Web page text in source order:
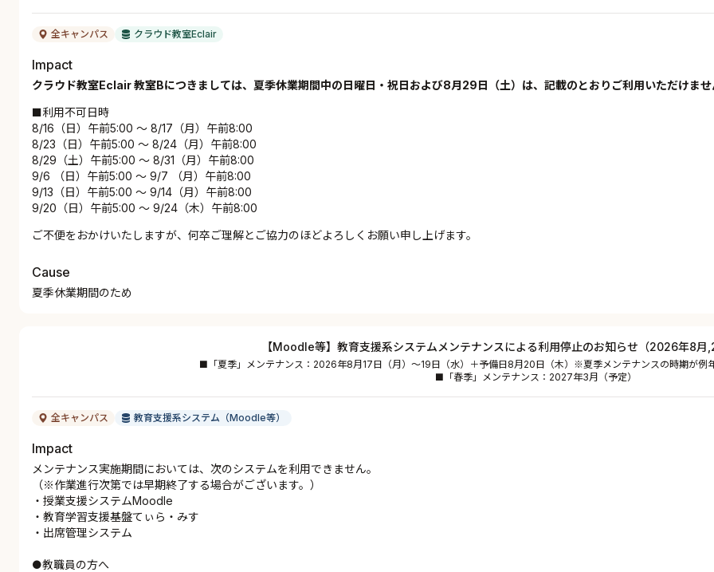
全キャンパス クラウド教室Eclair
Impact
クラウド教室Eclair 教室Bにつきましては、夏季休業期間中の日曜日・祝日および8月29日（土）は、 記載のとおり ご利用いただけませ
■利用不可日時
8/16（日）午前5:00 ～ 8/17（月）午前8:00
8/23（日）午前5:00 ～ 8/24（月）午前8:00
8/29（土）午前5:00 ～ 8/31（月）午前8:00
9/6 （日）午前5:00 ～ 9/7 （月）午前8:00
9/13（日）午前5:00 ～ 9/14（月）午前8:00
9/20（日）午前5:00 ～ 9/24（木）午前8:00
ご不便をおかけいたしますが、何卒ご理解とご協力のほどよろしくお願い申し上げます。
Cause
夏季休業期間のため
【Moodle等】教育支援系システムメンテナンスによる利用停止のお知らせ（2026年8
■「夏季」メンテナンス：2026年8月17日（月）～19日（水）＋予備日8月20日（木）※夏季メンテナンスの時期が例
■「春季」メンテナンス：2027年3月（予定）
全キャンパス 教育支援系システム（Moodle等）
Impact
メンテナンス実施期間においては、次のシステムを利用できません。
（※作業進行次第では早期終了する場合がございます。）
・授業支援システムMoodle
・教育学習支援基盤てぃら・みす
・出席管理システム
●教職員の方へ